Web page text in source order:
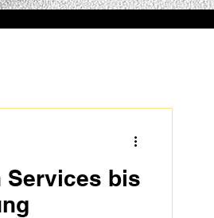
Services bis